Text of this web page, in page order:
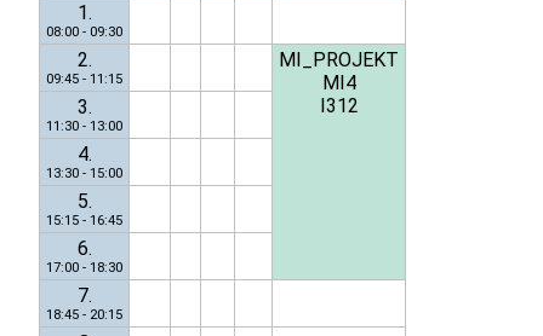
1.
08:00 - 09:30
2.
09:45 - 11:15
MI_PROJEKT
MI4
I312
3.
11:30 - 13:00
4.
13:30 - 15:00
5.
15:15 - 16:45
6.
17:00 - 18:30
7.
18:45 - 20:15